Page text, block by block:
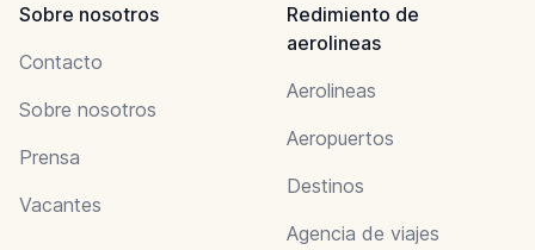
Sobre nosotros
Contacto
Sobre nosotros
Prensa
Vacantes
Redimiento de
aerolineas
Aerolineas
Aeropuertos
Destinos
Agencia de viajes